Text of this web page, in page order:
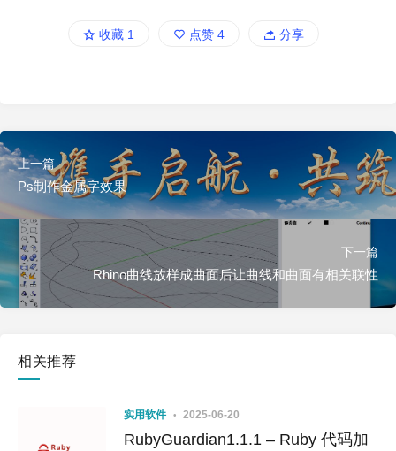
收藏 1 点赞 4 分享
上一篇
Ps制作金属字效果
下一篇
Rhino曲线放样成曲面后让曲线和曲面有相关联性
相关推荐
实用软件 2025-06-20
RubyGuardian1.1.1 – Ruby 代码加